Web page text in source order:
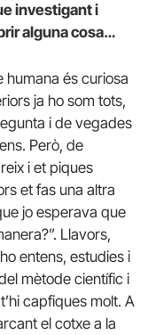
investigant i
alguna cosa…
humana és curiosa
ja ho som tots,
i de vegades
Però, de
i et piques
et fas una altra
jo esperava que
Llavors,
entens, estudies i
mètode científic i
capfiques molt. A
el cotxe a la